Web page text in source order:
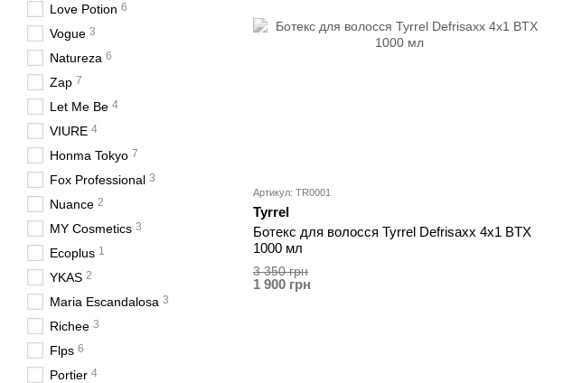
Артикул: TR0001
Tyrrel
Ботeкс для волосся Tyrrel Defrisaxx 4x1 BTX
1000 мл
3 350 грн
1 900 грн
Love Potion 6
Vogue 3
Natureza 6
Zap 7
Let Me Be 4
VIURE 4
Honma Tokyo 7
Fox Professional 3
Nuance 2
MY Cosmetics 3
Ecoplus 1
YKAS 2
Maria Escandalosa 3
Richee 3
Flps 6
Portier 4